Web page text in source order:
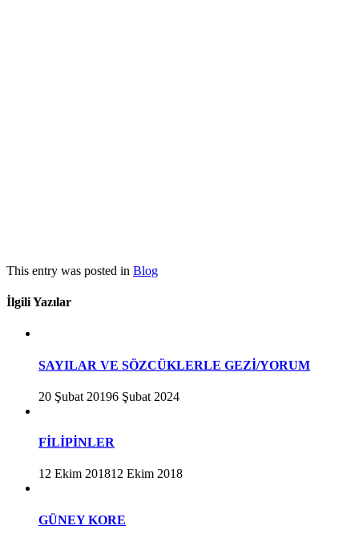
This entry was posted in Blog
İlgili Yazılar
SAYILAR VE SÖZCÜKLERLE GEZİ/YORUM
20 Şubat 20196 Şubat 2024
FİLİPİNLER
12 Ekim 201812 Ekim 2018
GÜNEY KORE